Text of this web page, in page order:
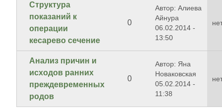
Структура
показаний к
операции
кесарево сечение
0
Автор: Алиева
Айнура
06.02.2014 -
13:50
Анализ причин и
исходов ранних
преждевременных
родов
0
Автор: Яна
Новаковская
05.02.2014 -
11:38